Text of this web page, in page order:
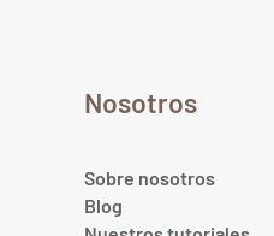
Nosotros
Sobre nosotros
Blog